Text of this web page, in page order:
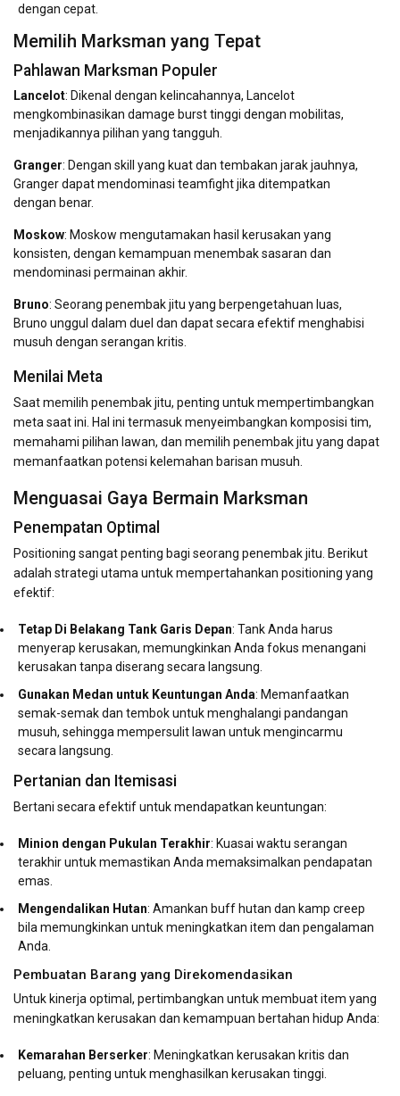
dengan cepat.
Memilih Marksman yang Tepat
Pahlawan Marksman Populer
Lancelot: Dikenal dengan kelincahannya, Lancelot
mengkombinasikan damage burst tinggi dengan mobilitas,
menjadikannya pilihan yang tangguh.
Granger: Dengan skill yang kuat dan tembakan jarak jauhnya,
Granger dapat mendominasi teamfight jika ditempatkan
dengan benar.
Moskow: Moskow mengutamakan hasil kerusakan yang
konsisten, dengan kemampuan menembak sasaran dan
mendominasi permainan akhir.
Bruno: Seorang penembak jitu yang berpengetahuan luas,
Bruno unggul dalam duel dan dapat secara efektif menghabisi
musuh dengan serangan kritis.
Menilai Meta
Saat memilih penembak jitu, penting untuk mempertimbangkan
meta saat ini. Hal ini termasuk menyeimbangkan komposisi tim,
memahami pilihan lawan, dan memilih penembak jitu yang dapat
memanfaatkan potensi kelemahan barisan musuh.
Menguasai Gaya Bermain Marksman
Penempatan Optimal
Positioning sangat penting bagi seorang penembak jitu. Berikut
adalah strategi utama untuk mempertahankan positioning yang
efektif:
Tetap Di Belakang Tank Garis Depan: Tank Anda harus
menyerap kerusakan, memungkinkan Anda fokus menangani
kerusakan tanpa diserang secara langsung.
Gunakan Medan untuk Keuntungan Anda: Memanfaatkan
semak-semak dan tembok untuk menghalangi pandangan
musuh, sehingga mempersulit lawan untuk mengincarmu
secara langsung.
Pertanian dan Itemisasi
Bertani secara efektif untuk mendapatkan keuntungan:
Minion dengan Pukulan Terakhir: Kuasai waktu serangan
terakhir untuk memastikan Anda memaksimalkan pendapatan
emas.
Mengendalikan Hutan: Amankan buff hutan dan kamp creep
bila memungkinkan untuk meningkatkan item dan pengalaman
Anda.
Pembuatan Barang yang Direkomendasikan
Untuk kinerja optimal, pertimbangkan untuk membuat item yang
meningkatkan kerusakan dan kemampuan bertahan hidup Anda:
Kemarahan Berserker: Meningkatkan kerusakan kritis dan
peluang, penting untuk menghasilkan kerusakan tinggi.